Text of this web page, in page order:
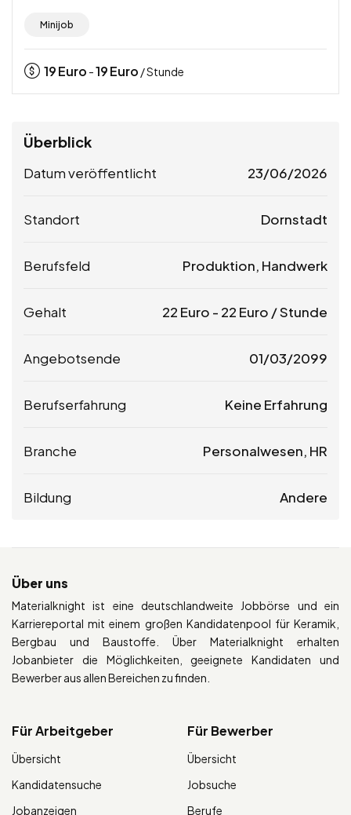
Minijob
19Euro -19Euro / Stunde
Überblick
Datum veröffentlicht 23/06/2026
Standort Dornstadt
Berufsfeld Produktion, Handwerk
Gehalt 22 Euro - 22 Euro / Stunde
Angebotsende 01/03/2099
Berufserfahrung Keine Erfahrung
Branche Personalwesen, HR
Bildung Andere
Über uns
Materialknight ist eine deutschlandweite Jobbörse und ein
Karriereportal mit einem großen Kandidatenpool für Keramik,
Bergbau und Baustoffe. Über Materialknight erhalten
Jobanbieter die Möglichkeiten, geeignete Kandidaten und
Bewerber aus allen Bereichen zu finden.
Für Arbeitgeber
Übersicht
Kandidatensuche
Jobanzeigen
Für Bewerber
Übersicht
Jobsuche
Berufe